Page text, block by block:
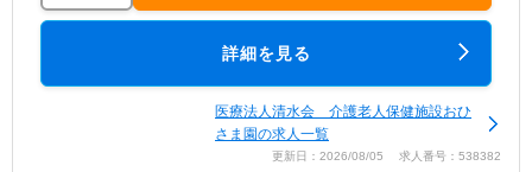
詳細を見る
医療法人清水会 介護老人保健施設おひ
さま園の求人一覧
更新日：2026/08/05 求人番号：538382